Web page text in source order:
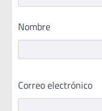
Nombre
Correo electrónico